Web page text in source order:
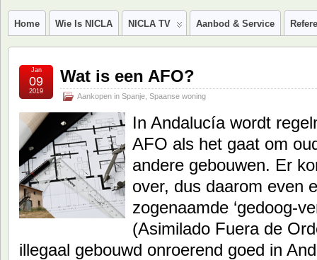
Home Wie Is NICLA NICLA TV Aanbod & Service
Wat is een AFO?
Aankopen in Spanje Spaanse woning
Jan
09
2019
In Andalucía wordt
AFO als het gaat om
andere gebouwen. Er
over, dus daarom even
zogenaamde ‘gedoog-
(Asimilado Fuera de
illegaal gebouwd onroerend goed in